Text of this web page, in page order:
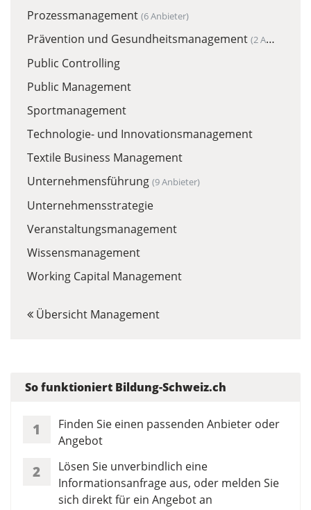
Prozessmanagement (6 Anbieter)
Prävention und Gesundheitsmanagement (2 Anbieter)
Public Controlling
Public Management
Sportmanagement
Technologie- und Innovationsmanagement
Textile Business Management
Unternehmensführung (9 Anbieter)
Unternehmensstrategie
Veranstaltungsmanagement
Wissensmanagement
Working Capital Management
Übersicht Management
So funktioniert Bildung-Schweiz.ch
1
Finden Sie einen passenden Anbieter oder
Angebot
2
Lösen Sie unverbindlich eine
Informationsanfrage aus, oder melden Sie
sich direkt für ein Angebot an